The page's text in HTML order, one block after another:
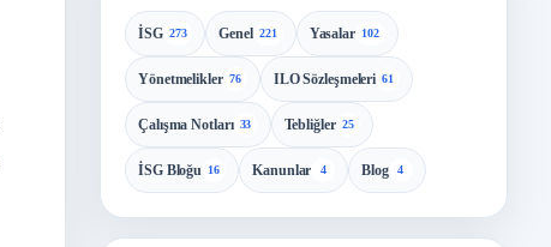
İSG 273 Genel 221 Yasalar 102
Yönetmelikler 76 ILO Sözleşmeleri 61
Çalışma Notları 33 Tebliğler 25
İSG Bloğu 16 Kanunlar 4 Blog 4